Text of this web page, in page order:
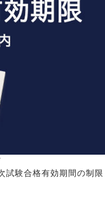
試験合格有効期間の制限